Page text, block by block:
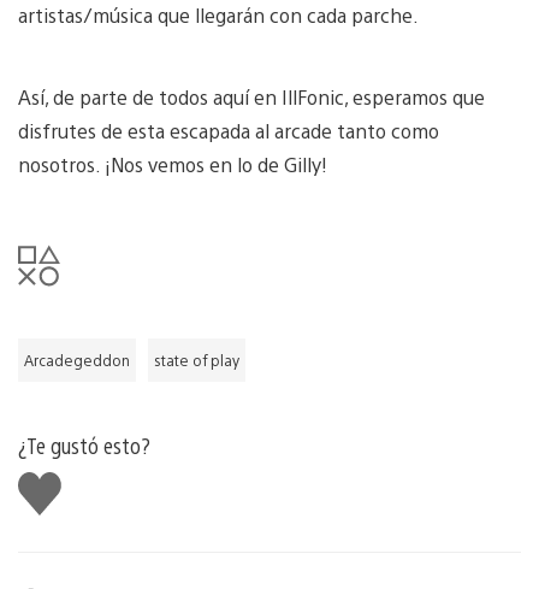
artistas/música que llegarán con cada parche.
Así, de parte de todos aquí en IllFonic, esperamos que
disfrutes de esta escapada al arcade tanto como
nosotros. ¡Nos vemos en lo de Gilly!
Arcadegeddon state of play
¿Te gustó esto?
Me
gusta